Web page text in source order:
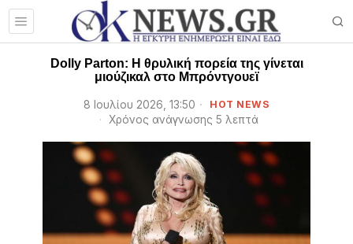
Dolly Parton: Η θρυλική πορεία της γίνεται
μιούζικαλ στο Μπρόντγουεϊ
8 Ιουλίου 2026, 13:50 HOT NEWS
Χρόνος ανάγνωσης 5 λεπτά